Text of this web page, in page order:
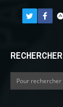
RECHERCHER